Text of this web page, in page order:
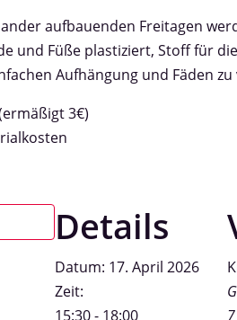
aufbauenden Freitagen
und Füße plastiziert, Stoff für
Aufhängung und Fäden
3€)
Details
Datum: 17. April 2026
Zeit:
15:30 - 18:00